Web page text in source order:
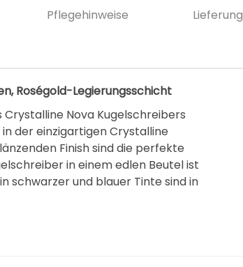
Pflegehinweise Lieferung
Roségold-Legierungsschicht
Nova Kugelschreibers
der einzigartigen Crystalline
Finish sind die perfekte
in einem edlen Beutel ist
schwarzer und blauer Tinte sind in